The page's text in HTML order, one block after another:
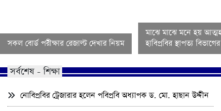
সকল বোর্ড পরীক্ষার রেজাল্ট দেখার নিয়ম
মাঝে মাঝে মনে হয়
হাবিপ্রবির স্থাপত্য
সর্বশেষ - শিক্ষা
নোবিপ্রবির ট্রেজারার হলেন পবিপ্রবি অধ্যাপক ড. মো. হাছান উদ্দীন